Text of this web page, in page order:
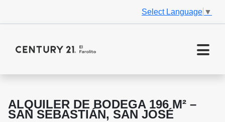
Select Language ▼
ALQUILER DE BODEGA 196 M² –
SAN SEBASTIÁN, SAN JOSÉ